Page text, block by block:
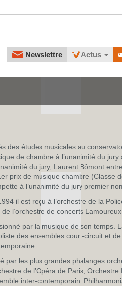
Newslettre Actus
des études musicales au
de chambre à l’unanimité du
du jury, Laurent Bômont
prix de musique chambre (Classe
à l’unanimité du jury premier
il est reçu à l’orchestre de la
de l’orchestre de concerts Lamoureux.
par la musique de son temps,
des ensembles court-circuit et
par les plus grandes phalanges
de l’Opéra de Paris,
inter-contemporain,